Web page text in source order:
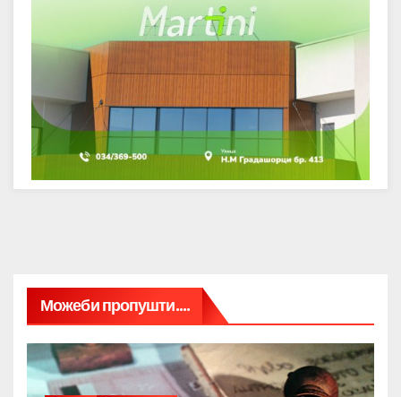
Можеби пропушти....